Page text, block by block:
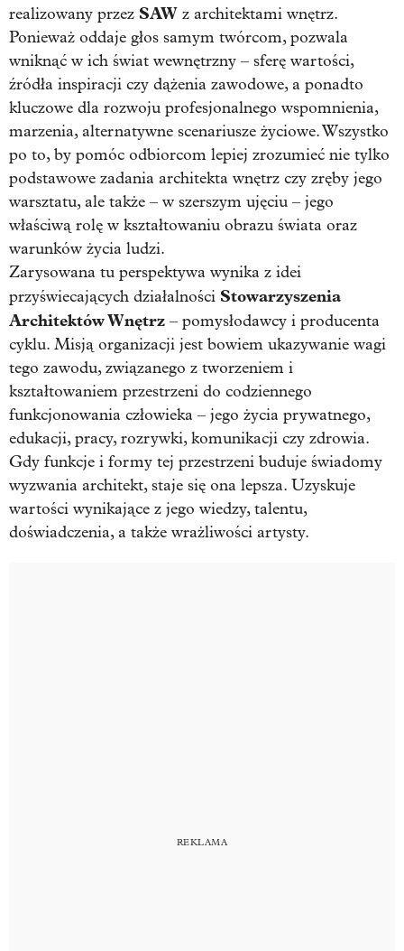
realizowany przez SAW z architektami wnętrz.
Ponieważ oddaje głos samym twórcom, pozwala
wniknąć w ich świat wewnętrzny – sferę wartości,
źródła inspiracji czy dążenia zawodowe, a ponadto
kluczowe dla rozwoju profesjonalnego wspomnienia,
marzenia, alternatywne scenariusze życiowe. Wszystko
po to, by pomóc odbiorcom lepiej zrozumieć nie tylko
podstawowe zadania architekta wnętrz czy zręby jego
warsztatu, ale także – w szerszym ujęciu – jego
właściwą rolę w kształtowaniu obrazu świata oraz
warunków życia ludzi.
Zarysowana tu perspektywa wynika z idei
przyświecających działalności Stowarzyszenia
Architektów Wnętrz – pomysłodawcy i producenta
cyklu. Misją organizacji jest bowiem ukazywanie wagi
tego zawodu, związanego z tworzeniem i
kształtowaniem przestrzeni do codziennego
funkcjonowania człowieka – jego życia prywatnego,
edukacji, pracy, rozrywki, komunikacji czy zdrowia.
Gdy funkcje i formy tej przestrzeni buduje świadomy
wyzwania architekt, staje się ona lepsza. Uzyskuje
wartości wynikające z jego wiedzy, talentu,
doświadczenia, a także wrażliwości artysty.